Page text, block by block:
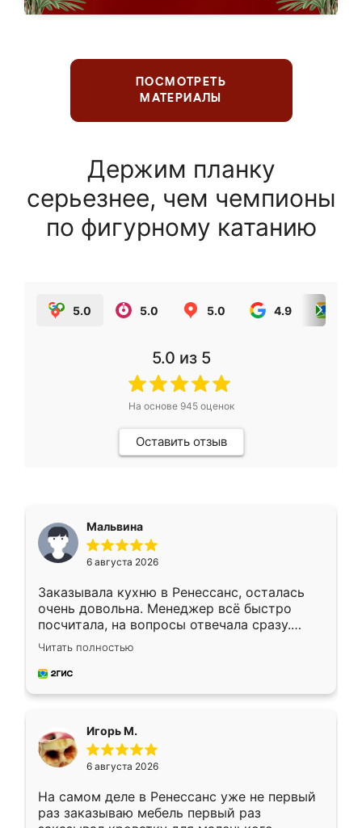
ПОСМОТРЕТЬ
МАТЕРИАЛЫ
Держим планку
серьезнее, чем чемпионы
по фигурному катанию
5.0 5.0 5.0 4.9
5.0 из 5
На основе 945оценок
Оставить отзыв
Мальвина
6 августа 2026
Заказывала кухню в Ренессанс, осталась
очень довольна. Менеджер всё быстро
посчитала, на вопросы отвечала сразу.
Замерщик приехал в субботу, подошёл к
делу со всей ответственностью. Собрали
за день, ребята работали аккуратно, даже
Читать полностью
Игорь М.
6 августа 2026
На самом деле в Ренессанс уже не первый
раз заказываю мебель первый раз